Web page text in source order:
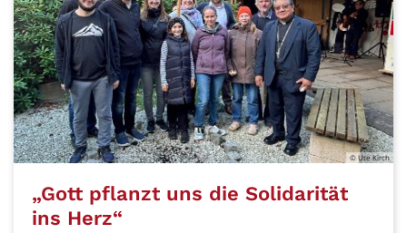
© Ute Kirch
„Gott pflanzt uns die Solidarität
ins Herz“